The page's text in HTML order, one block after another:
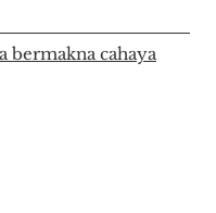
bermakna cahaya